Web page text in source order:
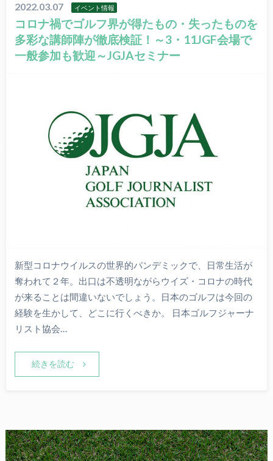
2022.03.07 イベント情報
コロナ禍でゴルフ界が得たもの・失ったものを
多彩な講師陣が徹底検証！～3・11JGF会場で
一般参加も歓迎～JGJAセミナー
新型コロナウイルスの世界的パンデミックで、日常生活が
奪われて２年。出口は不透明ながらウイズ・コロナの時代
が来ることは間違いないでしょう。日本のゴルフは今回の
経験を生かして、どこに行くべきか。 日本ゴルフジャーナ
リスト協会…
続きを読む